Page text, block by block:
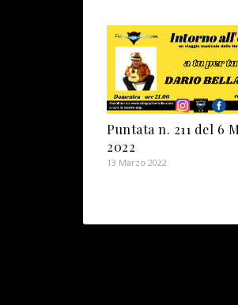
Puntata n. 211 del 6
2022
13 Marzo 2022